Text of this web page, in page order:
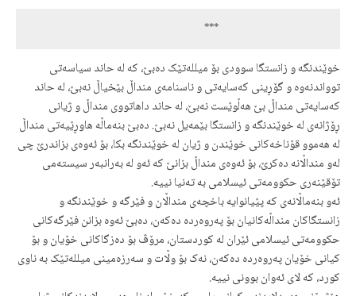
                                              ***
خوێندنگە و زانستگا سوودی بۆ میللەتێک دەبێ، کە لە حاند سیاسەتی
توواندنەوە و گۆڕینی کەسایەتی و ناسنامەی منداڵ بێخیاڵ نەبێ، لە حاند
کەسایەتی منداڵ بێ هەڵوێست نەبێ، لە حاند داهاتووی منداڵ و ژیانی
ڕۆژانەی لە خوێندنگە و زانستگا بێمەیل نەبێ. دەبێ بنەماڵە هاوڕێیەتی منداڵ
لە هەموو قۆناخەکانی خوێندن و ژیان لە خوێندنگە بکا، بۆ ئەوەی بزاندرێ چی
لەو منداڵانە دەکرێ، بۆ ئەوەی منداڵ بزانێ کە ئەو لە بەرانبەر سیستەمی
تۆقێنەری حکوومەتی ئیسلامی بە تەنیا نییە.
ئەو بنەماڵانەی کە پێیانوایە باخچەی منداڵان و فێرگە و خوێندنگە و
زانستگاکان منداڵەکانیان بۆ پەروەردە دەکەن، دەبێ ئەوە بزانن فێرگەکانی
حکوومەتی ئیسلامی ئێران لە کوردستان، مرۆڤ بۆ دەزگاکانی خۆیان و بۆ
کیانی خۆیان پەروەردە دەکەن، نەک بۆ وڵات و سەرزەمینی میللەتێک بە ناوی
کورد، کە لای ئەوان بوونی نییە.